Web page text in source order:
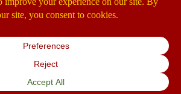
Academy 桃園市私立有得雙語中小學